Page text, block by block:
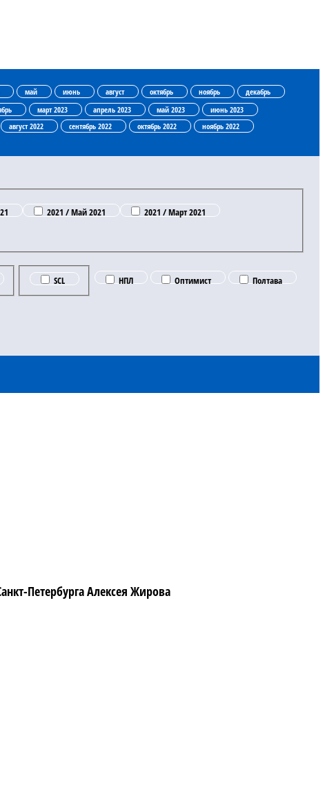
май июнь август октябрь ноябрь
декабрь
март 2023 апрель 2023 май 2023
июнь 2023
август 2022 сентябрь 2022 октябрь 2022
ноябрь 2022
2021 / Май 2021
2021 / Март 2021
SCL НПЛ Оптимист Полтава
Петербурга Алексея Жирова